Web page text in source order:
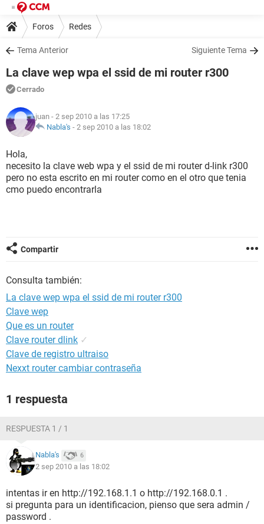
Foros Redes
Tema Anterior Siguiente Tema
La clave wep wpa el ssid de mi router r300
Cerrado
juan - 2 sep 2010 a las 17:25
Nabla's - 2 sep 2010 a las 18:02
Hola,
necesito la clave web wpa y el ssid de mi router d-link r300
pero no esta escrito en mi router como en el otro que tenia
cmo puedo encontrarla
Compartir
Consulta también:
La clave wep wpa el ssid de mi router r300
Clave wep
Que es un router
Clave router dlink ✓
Clave de registro ultraiso
Nexxt router cambiar contraseña
1 respuesta
RESPUESTA 1 / 1
Nabla's 6
2 sep 2010 a las 18:02
intentas ir en http://192.168.1.1 o http://192.168.0.1 .
si pregunta para un identificacion, pienso que sera admin /
password .